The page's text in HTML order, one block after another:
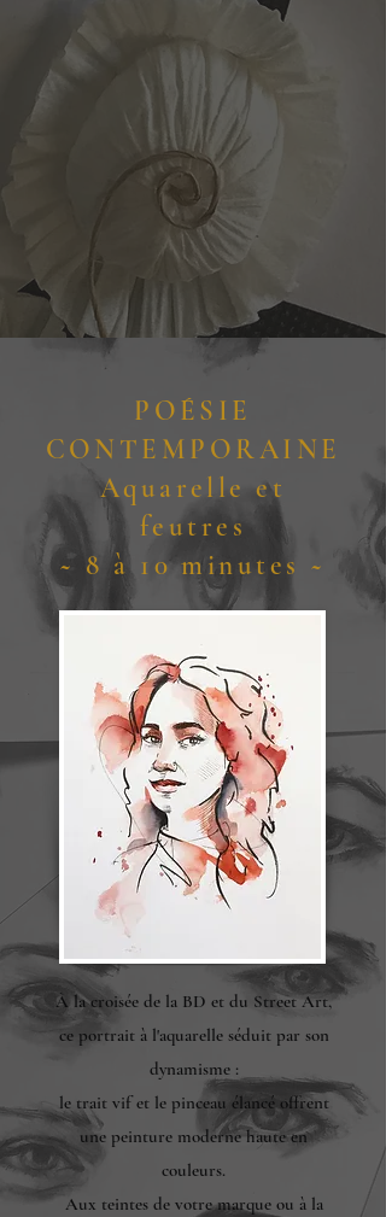
POÉSIE
CONTEMPORAINE
Aquarelle et
feutres
~ 8 à 10 minutes ~
À la croisée de la BD et du Street Art,
ce portrait à l'aquarelle séduit par son
dynamisme :
le trait vif et le pinceau élancé offrent
une peinture moderne haute en
couleurs.
Aux teintes de votre marque ou à la